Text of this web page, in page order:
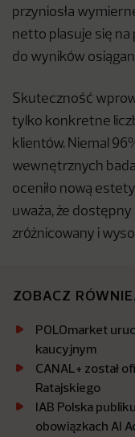
przyniosła
netto plasuje się na
do wyników
Skuteczność
tylko konkretne
klientów. Niemal
wewnętrznych
oceniło nową
uważa, że
zróżnicowany i
ZOBACZ
POLOmarket
kaucyjnym
CANAL+ został
Ratajskiego
IAB Polska
obowiązkach AI